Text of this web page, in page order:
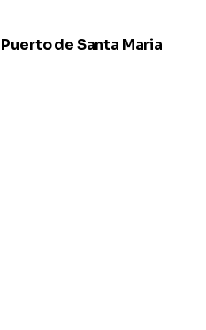
de Santa Maria